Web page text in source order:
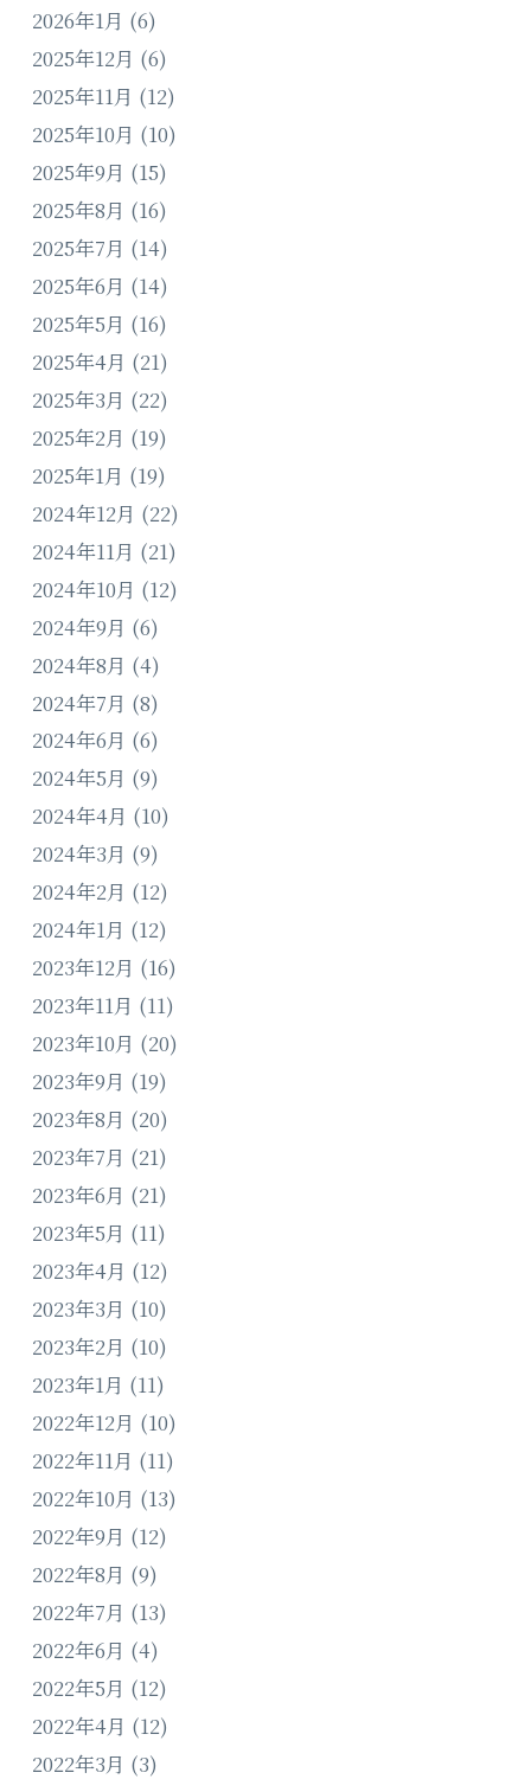
2026年1月 (6)
2025年12月 (6)
2025年11月 (12)
2025年10月 (10)
2025年9月 (15)
2025年8月 (16)
2025年7月 (14)
2025年6月 (14)
2025年5月 (16)
2025年4月 (21)
2025年3月 (22)
2025年2月 (19)
2025年1月 (19)
2024年12月 (22)
2024年11月 (21)
2024年10月 (12)
2024年9月 (6)
2024年8月 (4)
2024年7月 (8)
2024年6月 (6)
2024年5月 (9)
2024年4月 (10)
2024年3月 (9)
2024年2月 (12)
2024年1月 (12)
2023年12月 (16)
2023年11月 (11)
2023年10月 (20)
2023年9月 (19)
2023年8月 (20)
2023年7月 (21)
2023年6月 (21)
2023年5月 (11)
2023年4月 (12)
2023年3月 (10)
2023年2月 (10)
2023年1月 (11)
2022年12月 (10)
2022年11月 (11)
2022年10月 (13)
2022年9月 (12)
2022年8月 (9)
2022年7月 (13)
2022年6月 (4)
2022年5月 (12)
2022年4月 (12)
2022年3月 (3)